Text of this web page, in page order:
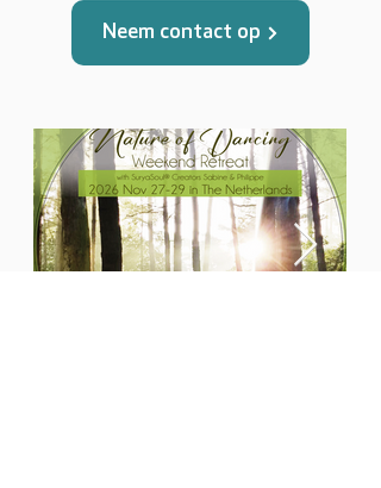
Neem contact op